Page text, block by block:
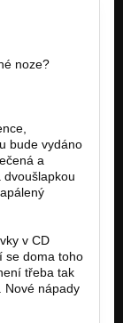
noze?
bude vydáno
a
v CD
se doma toho
třeba tak
Nové nápady